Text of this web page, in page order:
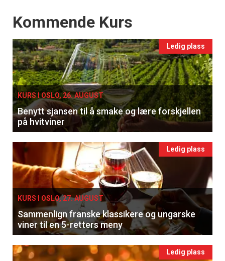
Events
Kommende Kurs
Ledig plass
KURS I OSLO, 26. AUGUST
Benytt sjansen til å smake og lære forskjellen
på hvitviner
Ledig plass
KURS I OSLO, 27. AUGUST
Sammenlign franske klassikere og ungarske
viner til en 5-retters meny
Ledig plass